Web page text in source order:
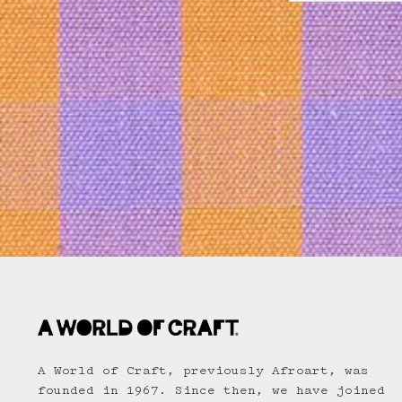
A World of Craft, previously Afroart, was
founded in 1967. Since then, we have joined